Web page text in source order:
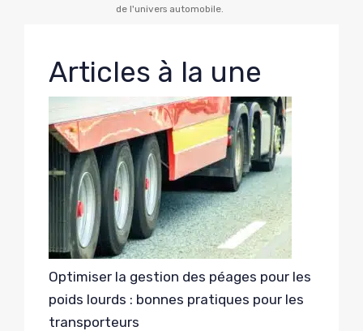
de l'univers automobile.
Articles à la une
Optimiser la gestion des péages pour les
poids lourds : bonnes pratiques pour les
transporteurs